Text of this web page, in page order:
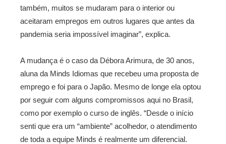
também, muitos se mudaram para o interior ou
aceitaram empregos em outros lugares que antes da
pandemia seria impossível imaginar”, explica.
A mudança é o caso da Débora Arimura, de 30 anos,
aluna da Minds Idiomas que recebeu uma proposta de
emprego e foi para o Japão. Mesmo de longe ela optou
por seguir com alguns compromissos aqui no Brasil,
como por exemplo o curso de inglês. “Desde o início
senti que era um “ambiente” acolhedor, o atendimento
de toda a equipe Minds é realmente um diferencial.